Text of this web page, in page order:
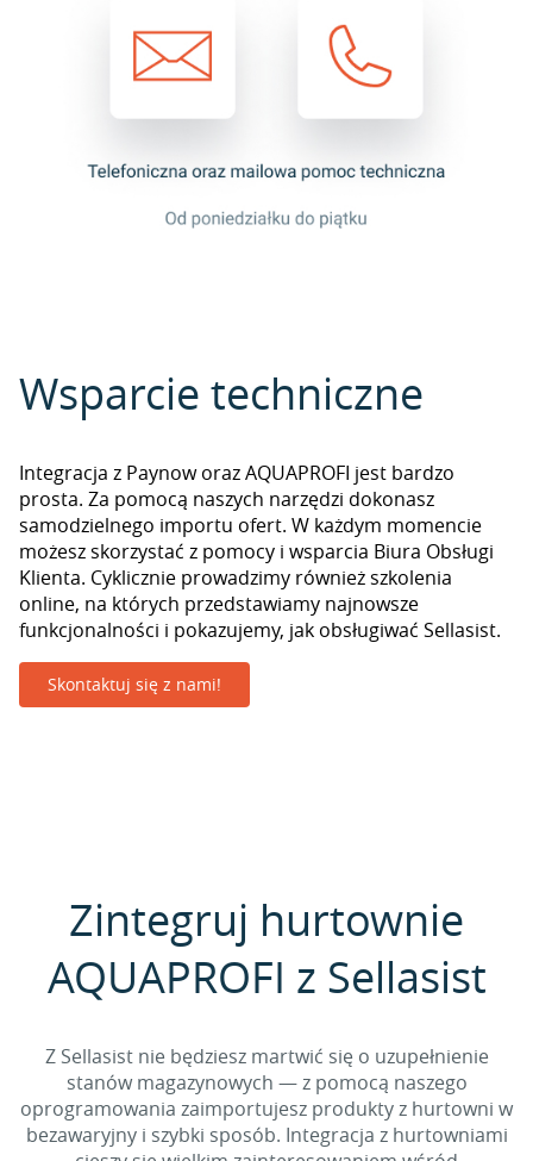
Wsparcie techniczne
Integracja z Paynow oraz AQUAPROFI jest bardzo
prosta. Za pomocą naszych narzędzi dokonasz
samodzielnego importu ofert. W każdym momencie
możesz skorzystać z pomocy i wsparcia Biura Obsługi
Klienta. Cyklicznie prowadzimy również szkolenia
online, na których przedstawiamy najnowsze
funkcjonalności i pokazujemy, jak obsługiwać Sellasist.
Skontaktuj się z nami!
Zintegruj hurtownie
AQUAPROFI z Sellasist
Z Sellasist nie będziesz martwić się o uzupełnienie
stanów magazynowych — z pomocą naszego
oprogramowania zaimportujesz produkty z hurtowni w
bezawaryjny i szybki sposób. Integracja z hurtowniami